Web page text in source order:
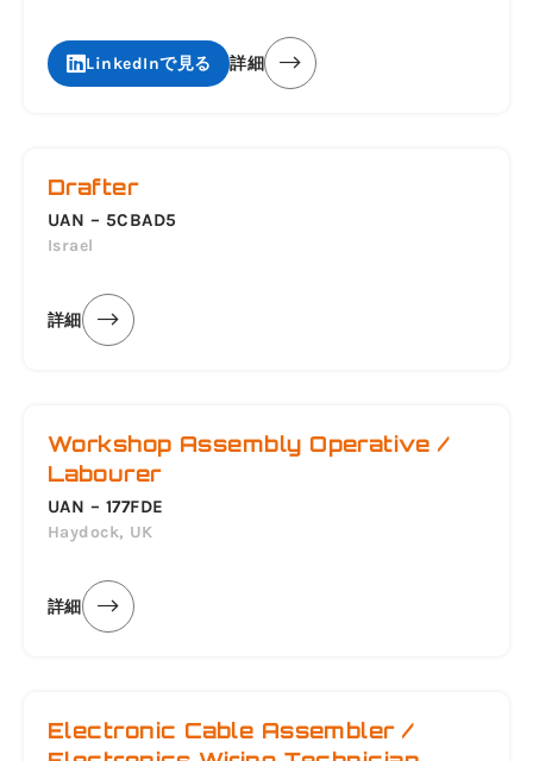
LinkedInで見る 詳細
Drafter
UAN – 5CBAD5
Israel
詳細
Workshop Assembly Operative /
Labourer
UAN – 177FDE
Haydock, UK
詳細
Electronic Cable Assembler /